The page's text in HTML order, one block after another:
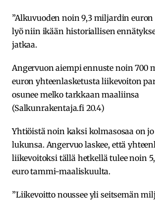
”Alkuvuoden noin 9,3 miljardin
lyö niin ikään historiallisen
jatkaa.
Angervuon aiempi ennuste noin 700
euron yhteenlasketusta liikevoiton
osunee melko tarkkaan maaliinsa
(Salkunrakentaja.fi 20.4)
Yhtiöistä noin kaksi kolmasosaa on
lukunsa. Angervuo laskee, että
liikevoitoksi tällä hetkellä tulee noin
euro tammi-maaliskuulta.
”Liikevoitto noussee yli seitsemän